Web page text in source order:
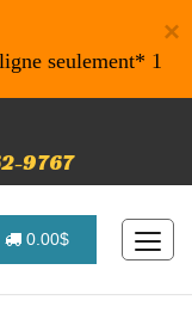
×
seulement* 10%
9767
0.00$